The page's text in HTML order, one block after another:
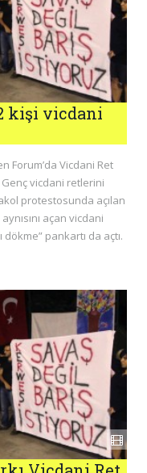
kişi vicdani
Forum’da Vicdani Ret
Genç vicdani retlerini
protestosunda açılan
açan vicdani
pankartı da açtı.